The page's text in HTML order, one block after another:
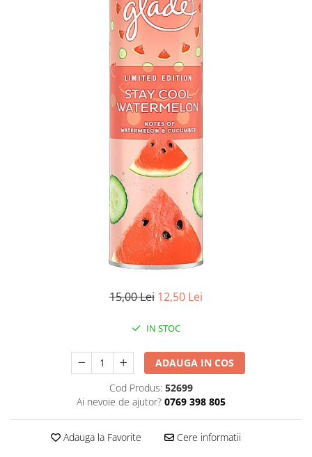
Solutie de intretinere textile
Produse Dezinfectante-
Combaterea Insectelor
Diverse produse de uz casnic
Saci Menajeri
Servetele Umede Multisuprfete
Ingrijire Personala
Ingrijirea corpului
Bureti/Perie
15,00 Lei 12,50 Lei
IN STOC
ADAUGA IN COS
Cod Produs: 52699
Ai nevoie de ajutor? 0769 398 805
Adauga la Favorite Cere informatii